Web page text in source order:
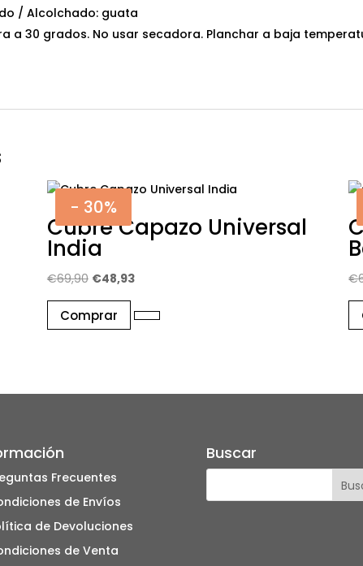
/ Alcolchado: guata
a 30 grados. No usar secadora. Planchar a baja
- 30%
Cubre Capazo Universal
India
€69,90 El
precio
original
era:
€48,93El
actual
Comprar
€
Frecuentes
de Envíos
de Devoluciones
de Venta
Buscar